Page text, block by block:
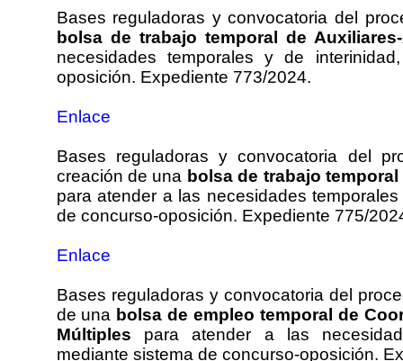
Bases reguladoras y convocatoria del
bolsa de trabajo temporal de
necesidades temporales y de
oposición. Expediente 773/2024.
Enlace
Bases reguladoras y convocatoria del
creación de una bolsa de trabajo
para atender a las necesidades
de concurso-oposición. Expediente 775/
Enlace
Bases reguladoras y convocatoria del
de una bolsa de empleo temporal de
Múltiples para atender a las
mediante sistema de concurso-oposición.